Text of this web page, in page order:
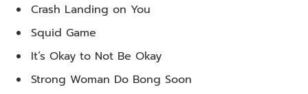
Crash Landing on You
Squid Game
It’s Okay to Not Be Okay
Strong Woman Do Bong Soon